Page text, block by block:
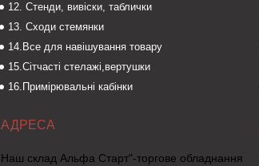
12. Стенди, вивіски, таблички
13. Сходи стемянки
14.Все для навішування товару
15.Сітчасті стелажі,вертушки
16.Примірювальні кабінки
Наш склад Альфа Старт"-торгове обладнання